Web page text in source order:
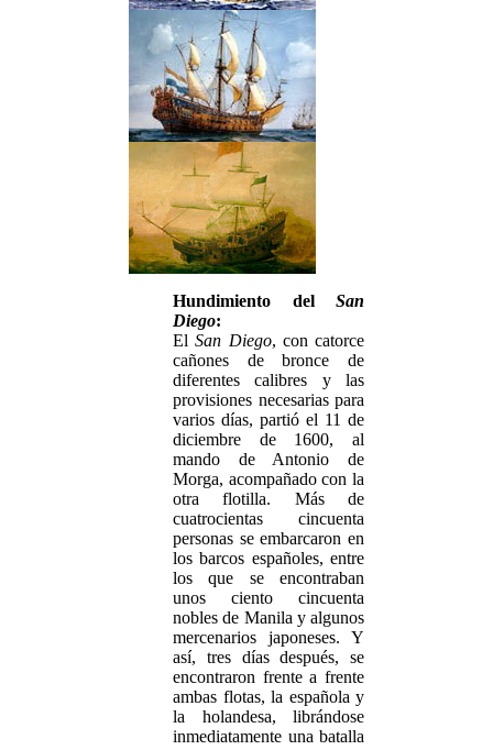
Hundimiento del San
Diego:
ElSan Diego, con catorce
cañones de bronce de
diferentes calibres y las
provisiones necesarias para
varios días, partió el 11 de
diciembre de 1600, al
mando de Antonio de
Morga, acompañado con la
otra flotilla. Más de
cuatrocientas cincuenta
personas se embarcaron en
los barcos españoles, entre
los que se encontraban
unos ciento cincuenta
nobles de Manila y algunos
mercenarios japoneses. Y
así, tres días después, se
encontraron frente a frente
ambas flotas, la española y
la holandesa, librándose
inmediatamente una batalla